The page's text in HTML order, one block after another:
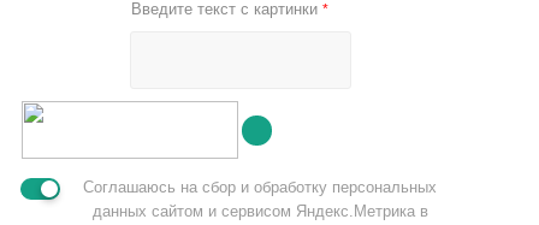
Введите текст с картинки *
Соглашаюсь на сбор и обработку персональных
данных сайтом и сервисом Яндекс.Метрика в